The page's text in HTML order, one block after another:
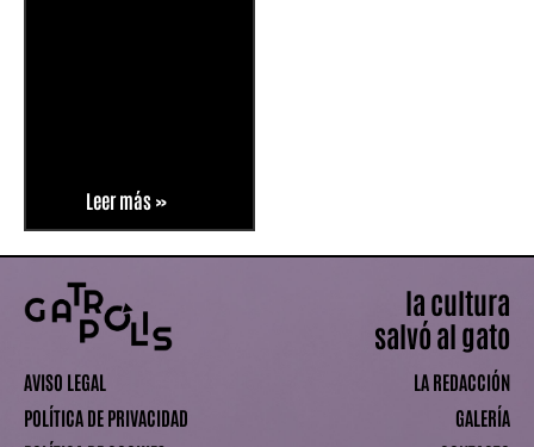
Leer más »
AVISO LEGAL
POLÍTICA DE PRIVACIDAD
la cultura
salvó al gato
LA REDACCIÓN
GALERÍA